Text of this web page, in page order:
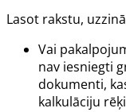
Lasot rakstu,
Vai
nav iesniegti
dokumenti,
kalkulāciju